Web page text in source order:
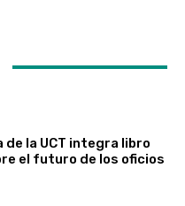
de la UCT integra libro
el futuro de los oficios